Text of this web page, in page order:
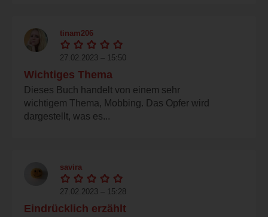
tinam206
27.02.2023 – 15:50
Wichtiges Thema
Dieses Buch handelt von einem sehr
wichtigem Thema, Mobbing. Das Opfer wird
dargestellt, was es...
savira
27.02.2023 – 15:28
Eindrücklich erzählt